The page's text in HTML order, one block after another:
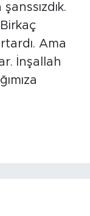
Ama
İnşallah